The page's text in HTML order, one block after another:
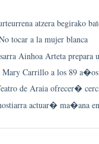
atzera begirako
tocar a la mujer blanca
Ainhoa Arteta
Mary Carrillo a los 89 a�os
de Araia ofrecer�
actuar� ma�ana